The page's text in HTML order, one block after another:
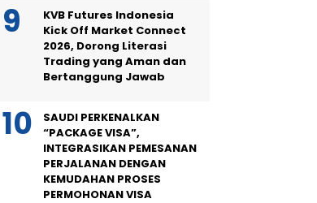
KVB Futures Indonesia
Kick Off Market Connect
2026, Dorong Literasi
Trading yang Aman dan
Bertanggung Jawab
SAUDI PERKENALKAN
“PACKAGE VISA”,
INTEGRASIKAN PEMESANAN
PERJALANAN DENGAN
KEMUDAHAN PROSES
PERMOHONAN VISA